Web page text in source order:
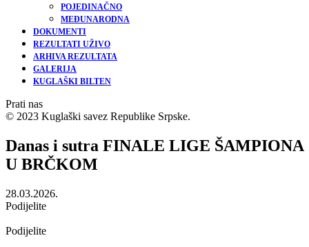
POJEDINAČNO
MEĐUNARODNA
DOKUMENTI
REZULTATI UŽIVO
ARHIVA REZULTATA
GALERIJA
KUGLAŠKI BILTEN
Prati nas
© 2023 Kuglaški savez Republike Srpske.
Danas i sutra FINALE LIGE ŠAMPIONA
U BRČKOM
28.03.2026.
Podijelite
Podijelite